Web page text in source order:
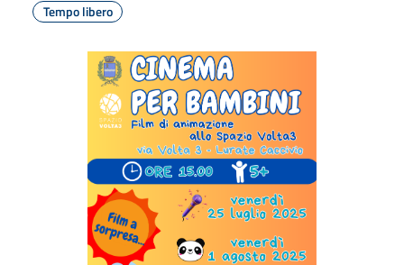
Tempo libero